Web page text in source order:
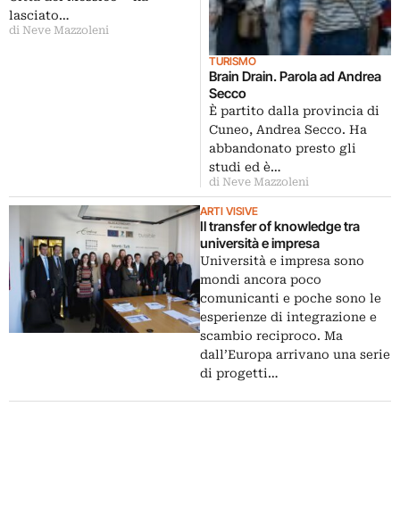
lasciato…
di Neve Mazzoleni
TURISMO
Brain Drain. Parola ad Andrea
Secco
È partito dalla provincia di
Cuneo, Andrea Secco. Ha
abbandonato presto gli
studi ed è…
di Neve Mazzoleni
ARTI VISIVE
Il transfer of knowledge tra
università e impresa
Università e impresa sono
mondi ancora poco
comunicanti e poche sono le
esperienze di integrazione e
scambio reciproco. Ma
dall’Europa arrivano una serie
di progetti…